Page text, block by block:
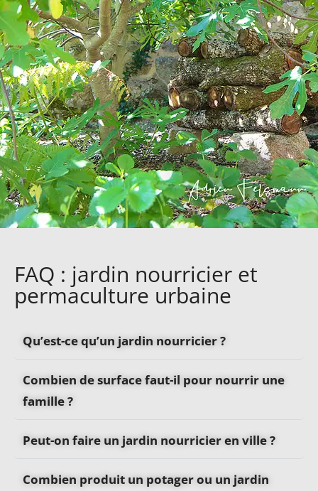
FAQ : jardin nourricier et
permaculture urbaine
Qu’est-ce qu’un jardin nourricier ?
Combien de surface faut-il pour nourrir une
famille ?
Peut-on faire un jardin nourricier en ville ?
Combien produit un potager ou un jardin